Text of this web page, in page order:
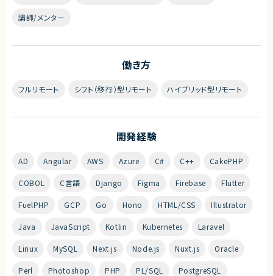
講師/メンター
働き方
フルリモート シフト（移行）型リモート ハイブリッド型リモート
開発経験
AD Angular AWS Azure C# C++ CakePHP
COBOL C言語 Django Figma Firebase Flutter
FuelPHP GCP Go Hono HTML/CSS Illustrator
Java JavaScript Kotlin Kubernetes Laravel
Linux MySQL Next.js Node.js Nuxt.js Oracle
Perl Photoshop PHP PL/SQL PostgreSQL